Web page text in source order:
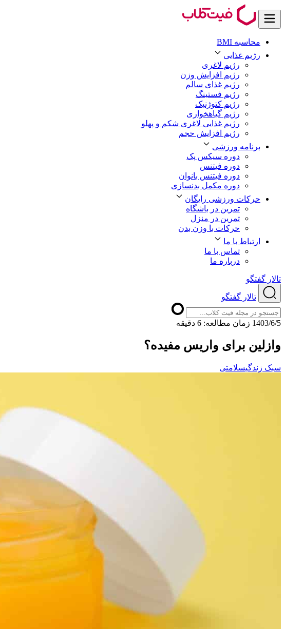
محاسبه BMI
رژیم غذایی
رژیم لاغری
رژیم افزایش وزن
رژیم غذای سالم
رژیم فستینگ
رژیم کتوژنیک
رژیم گیاهخواری
رژیم غذایی لاغری شکم و پهلو
رژیم افزایش حجم
برنامه ورزشی
دوره سیکس پک
دوره فیتنس
دوره فیتنس بانوان
دوره مکمل بدنسازی
حرکات ورزشی رایگان
تمرین در باشگاه
تمرین در منزل
حرکات با وزن بدن
ارتباط با ما
تماس با ما
درباره ما
تالار گفتگو
تالار گفتگو
1403/6/5 ﺯﻣﺎﻥ ﻣﻄﺎﻟﻌﻪ: 6 دقیقه
وازلین برای واریس مفیده؟
سبک زندگیسلامتی